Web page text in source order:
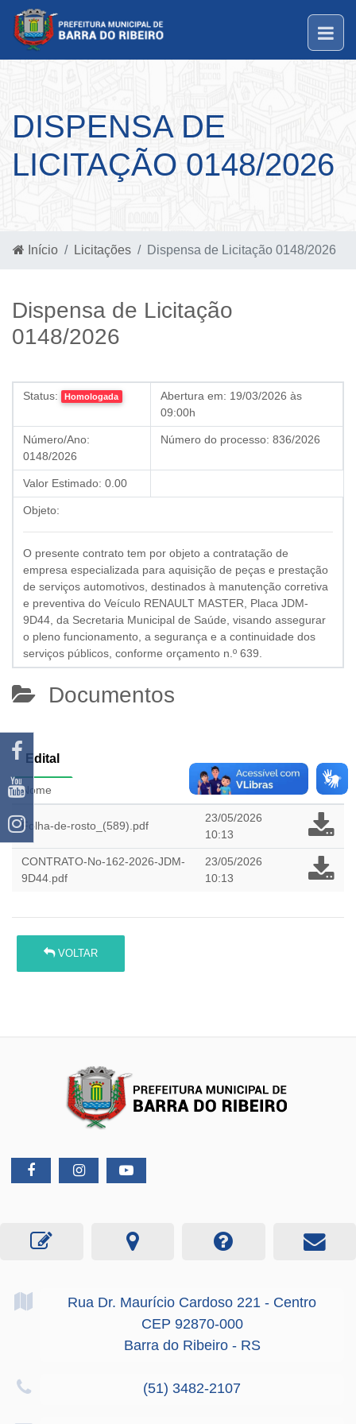
DISPENSA DE
LICITAÇÃO 0148/2026
Início Licitações Dispensa de Licitação 0148/2026
Dispensa de Licitação
0148/2026
Status: Homologada Abertura em: 19/03/2026 às
09:00h
Número/Ano:
0148/2026
Número do processo: 836/2026
Valor Estimado: 0.00
Objeto:
O presente contrato tem por objeto a contratação de
empresa especializada para aquisição de peças e prestação
de serviços automotivos, destinados à manutenção corretiva
e preventiva do Veículo RENAULT MASTER, Placa JDM-
9D44, da Secretaria Municipal de Saúde, visando assegurar
o pleno funcionamento, a segurança e a continuidade dos
serviços públicos, conforme orçamento n.º 639.
Documentos
Edital
Nome Atualizado em
Folha-de-rosto_(589).pdf
23/05/2026
10:13
CONTRATO-No-162-2026-JDM-
9D44.pdf
23/05/2026
10:13
VOLTAR
Rua Dr. Maurício Cardoso 221 - Centro
CEP 92870-000
Barra do Ribeiro - RS
(51) 3482-2107